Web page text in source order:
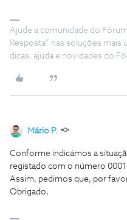
Ajude a comunidade do
Resposta” nas soluções mais
dicas, ajuda e novidades do
Mário P.
Conforme indicámos a
registado com o número
Assim, pedimos que, por
Obrigado,